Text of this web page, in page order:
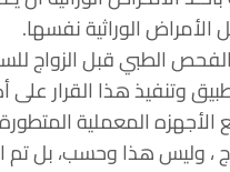
الوراثية نفسها.
الطبي قبل الزواج
وتنفيذ هذا القرار
المعملية
، وليس هذا وحسب، بل